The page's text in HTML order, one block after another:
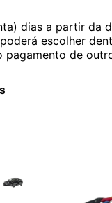
dias a partir
escolher
de